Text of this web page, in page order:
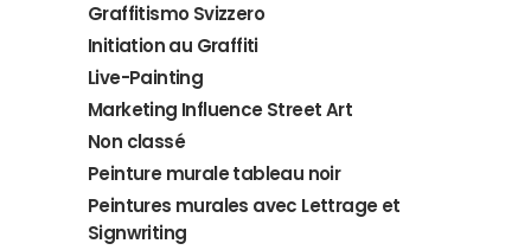
Graffitismo Svizzero
Initiation au Graffiti
Live-Painting
Marketing Influence Street Art
Non classé
Peinture murale tableau noir
Peintures murales avec Lettrage et
Signwriting